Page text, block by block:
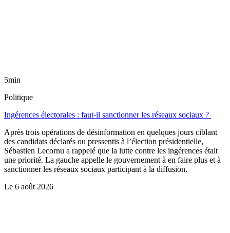
5min
Politique
Ingérences électorales : faut-il sanctionner les réseaux sociaux ?
Après trois opérations de désinformation en quelques jours ciblant
des candidats déclarés ou pressentis à l’élection présidentielle,
Sébastien Lecornu a rappelé que la lutte contre les ingérences était
une priorité. La gauche appelle le gouvernement à en faire plus et à
sanctionner les réseaux sociaux participant à la diffusion.
Le 6 août 2026